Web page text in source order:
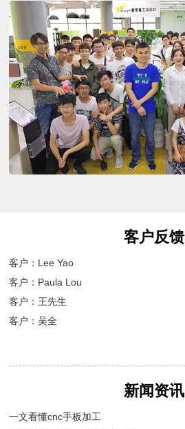
客户反馈
客户：Lee Yao
客户：Paula Lou
客户：王先生
客户：吴全
新闻资讯
一文看懂cnc手板加工